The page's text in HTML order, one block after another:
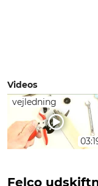
Videos
vejledning
Felco